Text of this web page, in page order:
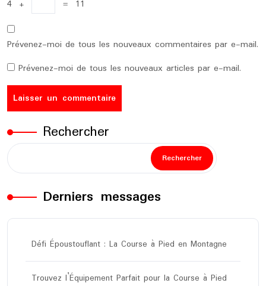
4 + = 11
Prévenez-moi de tous les nouveaux commentaires par e-mail.
Prévenez-moi de tous les nouveaux articles par e-mail.
Rechercher
Rechercher
Derniers messages
Défi Époustouflant : La Course à Pied en Montagne
Trouvez l’Équipement Parfait pour la Course à Pied